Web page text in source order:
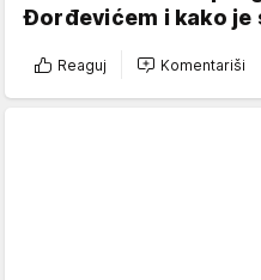
Đorđevićem i kako je
Reaguj Komentariši